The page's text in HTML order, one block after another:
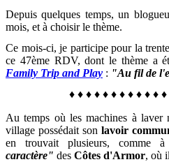
Depuis quelques temps, un
mois, et à choisir le thème.
Ce mois-ci, je participe pour la
ce 47ème RDV, dont le thème a
Family Trip and Play : "Au fil de
♦ ♦ ♦ ♦ ♦ ♦ ♦ ♦ ♦ ♦ ♦ ♦
Au temps où les machines à laver
village possédait sonlavoir
en trouvait plusieurs, comme
caractère" des Côtes d'Armor, où